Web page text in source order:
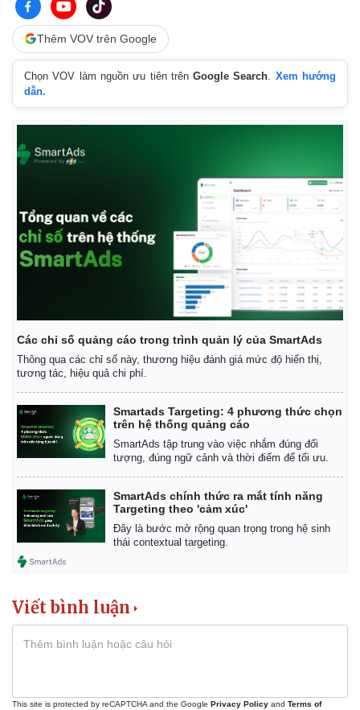
Thế giới
Quan sát
Multimedia
Video
Thêm VOV trên Google
Chọn VOV làm nguồn ưu tiên trênGoogle Search
Xem hướng
dẫn.
Các chỉ số quảng cáo trong trình quản lý của SmartAds
Thông qua các chỉ số này, thương hiệu đánh giá mức độ hiển thị,
tương tác, hiệu quả chi phí.
Smartads Targeting: 4 phương thức chọn
trên hệ thống quảng cáo
SmartAds tập trung vào việc nhắm đúng đối
tượng, đúng ngữ cảnh và thời điểm để tối ưu.
SmartAds chính thức ra mắt tính năng
Targeting theo 'cảm xúc'
Đây là bước mở rộng quan trọng trong hệ sinh
thái contextual targeting.
Viết bình luận
This site is protected by reCAPTCHA and the Google Privacy Policy and Terms of